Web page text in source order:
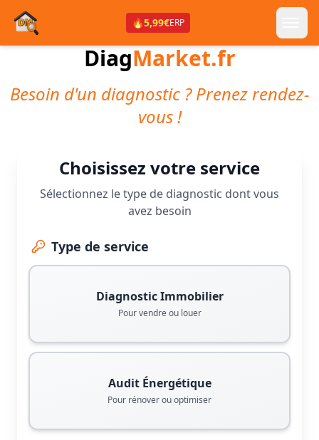
🔥5,99€ERP
DiagMarket.fr
Besoin d'un diagnostic ? Prenez rendez-
vous !
Choisissez votre service
Sélectionnez le type de diagnostic dont vous
avez besoin
Type de service
Diagnostic Immobilier
Pour vendre ou louer
Audit Énergétique
Pour rénover ou optimiser